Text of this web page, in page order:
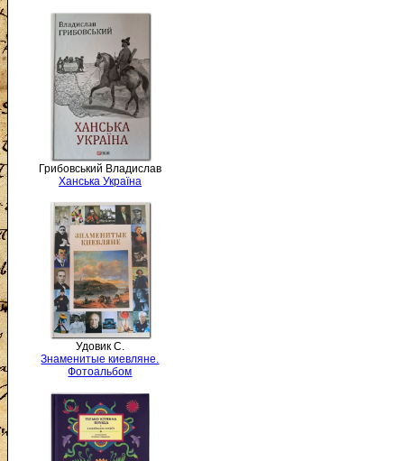
Грибовський Владислав
Ханська Україна
Удовик С.
Знаменитые киевляне.
Фотоальбом